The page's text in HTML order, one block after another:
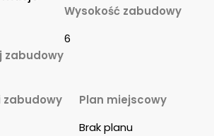
Wysokość zabudowy
6
zabudowy
zabudowy
Plan miejscowy
Brak planu